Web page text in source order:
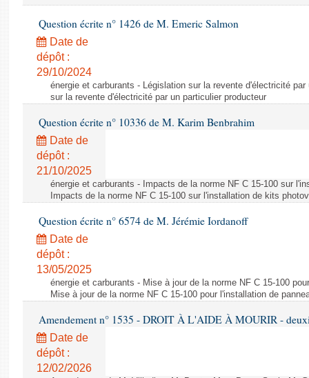
Question écrite n° 1426 de M. Emeric Salmon
Date de
dépôt :
29/10/2024
énergie et carburants - Législation sur la revente d'électricité
sur la revente d'électricité par un particulier producteur
Question écrite n° 10336 de M. Karim Benbrahim
Date de
dépôt :
21/10/2025
énergie et carburants - Impacts de la norme NF C 15-100 sur
Impacts de la norme NF C 15-100 sur l'installation de kits
Question écrite n° 6574 de M. Jérémie Iordanoff
Date de
dépôt :
13/05/2025
énergie et carburants - Mise à jour de la norme NF C 15-100
Mise à jour de la norme NF C 15-100 pour l'installation de
Amendement n° 1535 - DROIT À L'AIDE À MOURIR -
Date de
dépôt :
12/02/2026